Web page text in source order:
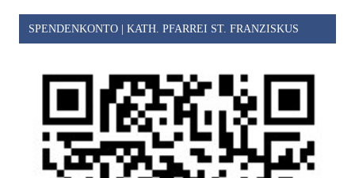
SPENDENKONTO | KATH. PFARREI ST. FRANZISKUS